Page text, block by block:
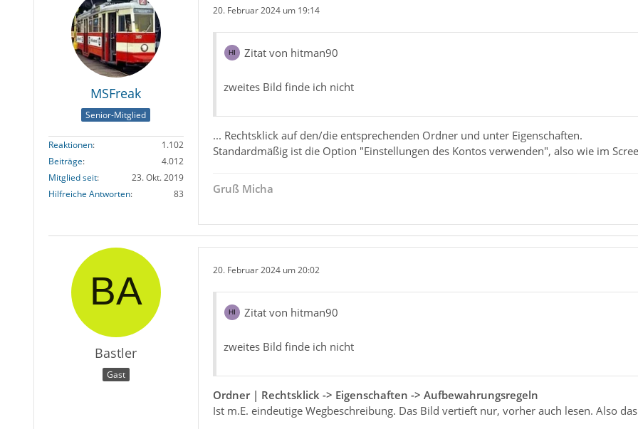
MSFreak
Senior-Mitglied
Reaktionen
1.102
Beiträge
4.012
Mitglied seit
23. Okt. 2019
Hilfreiche Antworten
83
20. Februar 2024 um 19:14
Zitat von hitman90
zweites Bild finde ich nicht
... Rechtsklick auf den/die entsprechenden Ordner und unter Eigenschaften.
Standardmäßig ist die Option "Einstellungen des Kontos verwenden", also wie im
Gruß Micha
Bastler
Gast
20. Februar 2024 um 20:02
Zitat von hitman90
zweites Bild finde ich nicht
Ordner | Rechtsklick -> Eigenschaften -> Aufbewahrungsregeln
Ist m.E. eindeutige Wegbeschreibung. Das Bild vertieft nur, vorher auch lesen. Also